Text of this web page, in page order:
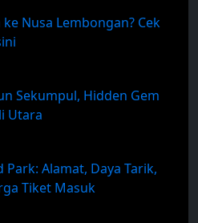
Nusa Lembongan? Cek
Sekumpul, Hidden Gem
Utara
Park: Alamat, Daya Tarik,
Tiket Masuk